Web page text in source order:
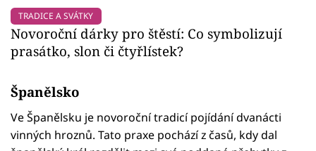
TRADICE A SVÁTKY
Novoroční dárky pro štěstí: Co symbolizují
prasátko, slon či čtyřlístek?
Španělsko
Ve Španělsku je novoroční tradicí pojídání dvanácti
vinných hroznů. Tato praxe pochází z časů, kdy dal